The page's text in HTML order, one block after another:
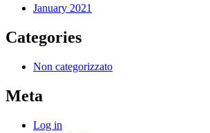
January 2021
Categories
Non categorizzato
Meta
Log in